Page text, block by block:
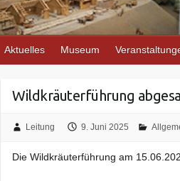
Aktuelles Museum
Wildkräuterführung
Leitung 9. Juni 2025
Die Wildkräuterführung am